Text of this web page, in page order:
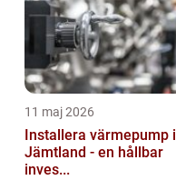
11 maj 2026
Installera värmepump i
Jämtland - en hållbar
inves...